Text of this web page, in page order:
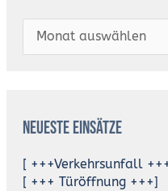
Neueste Einsätze
[ +++Verkehrsunfall
[ +++ Türöffnung +++]